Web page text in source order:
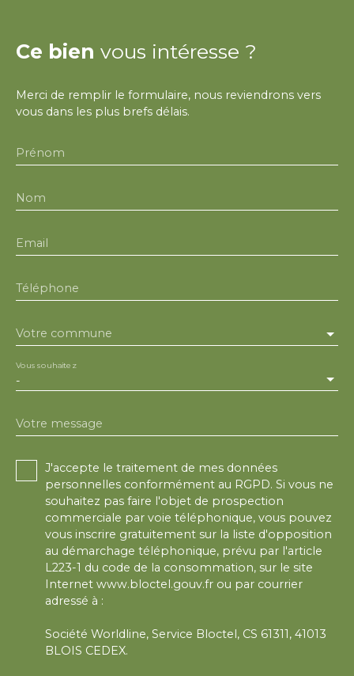
Ce bien vous intéresse ?
Merci de remplir le formulaire, nous reviendrons vers
vous dans les plus brefs délais.
Prénom
Nom
Email
Téléphone
Votre commune
-
Vous souhaitez
Votre message
J'accepte le traitement de mes données
personnelles conformément au RGPD. Si vous ne
souhaitez pas faire l'objet de prospection
commerciale par voie téléphonique, vous pouvez
vous inscrire gratuitement sur la liste d'opposition
au démarchage téléphonique, prévu par l'article
L223-1 du code de la consommation, sur le site
Internet www.bloctel.gouv.fr ou par courrier
adressé à :
Société Worldline, Service Bloctel, CS 61311, 41013
BLOIS CEDEX.